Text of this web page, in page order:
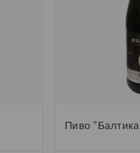
Пиво